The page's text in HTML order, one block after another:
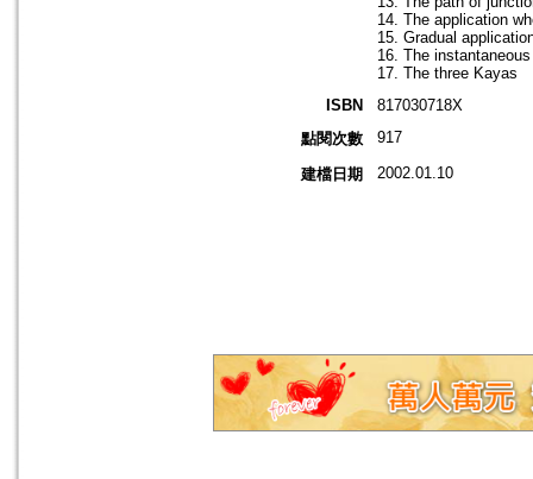
14. The application
15. Gradual
16. The
17. The three Kayas
ISBN
817030718X
點閱次數
917
建檔日期 2002.01.10